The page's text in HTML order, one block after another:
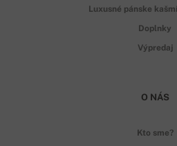
Luxusné pánske
Doplnky
Výpredaj
O NÁS
Kto sme?